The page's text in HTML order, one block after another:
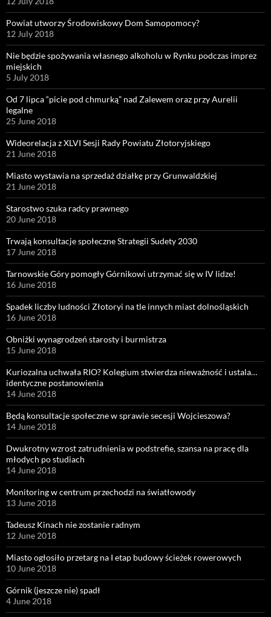
Powiat utworzy Środowiskowy Dom Samopomocy?
12 July 2018
Nie będzie spożywania własnego alkoholu w Rynku podczas imprez
miejskich
5 July 2018
Od 7 lipca “picie pod chmurką” nad Zalewem oraz przy Aurelii
legalne
25 June 2018
Wideorelacja z XLVI Sesji Rady Powiatu Złotoryjskiego
21 June 2018
Miasto wystawia na sprzedaż działkę przy Grunwaldzkiej
21 June 2018
Starostwo szuka radcy prawnego
20 June 2018
Trwają konsultacje społeczne Strategii Sudety 2030
17 June 2018
Tarnowskie Góry pomogły Górnikowi utrzymać się w IV lidze!
16 June 2018
Spadek liczby ludności Złotoryi na tle innych miast dolnośląskich
16 June 2018
Obniżki wynagrodzeń starosty i burmistrza
15 June 2018
Kuriozalna uchwała RIO? Kolegium stwierdza nieważność i ustala…
identyczne postanowienia
14 June 2018
Będą konsultacje społeczne w sprawie secesji Wojcieszowa?
14 June 2018
Dwukrotny wzrost zatrudnienia w podstrefie, szansa na pracę dla
młodych po studiach
14 June 2018
Monitoring w centrum przechodzi na światłowody
13 June 2018
Tadeusz Kinach nie zostanie radnym
12 June 2018
Miasto ogłosiło przetarg na I etap budowy ścieżek rowerowych
10 June 2018
Górnik (jeszcze nie) spadł
4 June 2018